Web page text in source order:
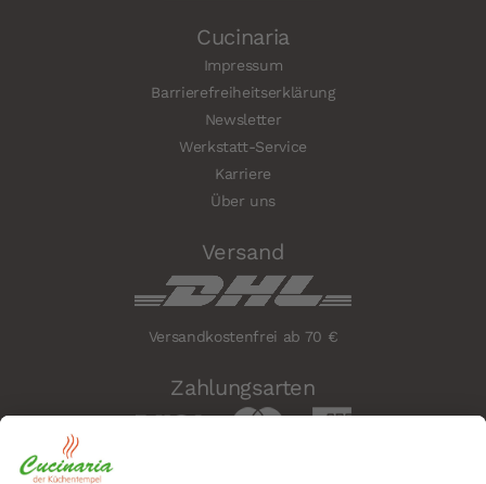
Cucinaria
Impressum
Barrierefreiheitserklärung
Newsletter
Werkstatt-Service
Karriere
Über uns
Versand
Versandkostenfrei ab 70 €
Zahlungsarten